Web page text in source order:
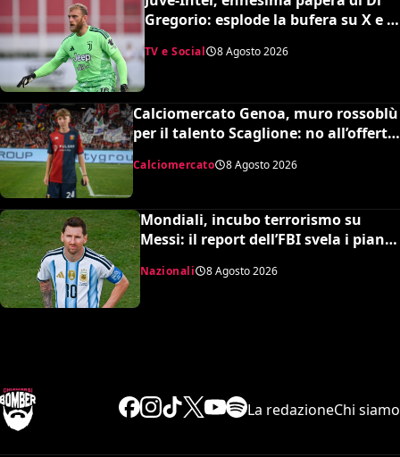
Gregorio: esplode la bufera su X e il
web chiede un nuovo portiere
TV e Social 8 Agosto 2026
Calciomercato Genoa, muro rossoblù
per il talento Scaglione: no all’offerta
da un milione del Borussia
Dortmund
Calciomercato 8 Agosto 2026
Mondiali, incubo terrorismo su
Messi: il report dell’FBI svela i piani
sventati durante la Coppa del
Mondo
Nazionali 8 Agosto 2026
La redazioneChi siamo